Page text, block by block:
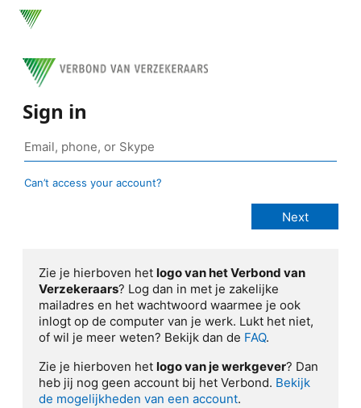
Sign in
Can’t access your account?
Zie je hierboven het logo van het Verbond van
Verzekeraars? Log dan in met je zakelijke
mailadres en het wachtwoord waarmee je ook
inlogt op de computer van je werk. Lukt het niet,
of wil je meer weten? Bekijk dan de FAQ.
Zie je hierboven het logo van je werkgever? Dan
heb jij nog geen account bij het Verbond. Bekijk
de mogelijkheden van een account.